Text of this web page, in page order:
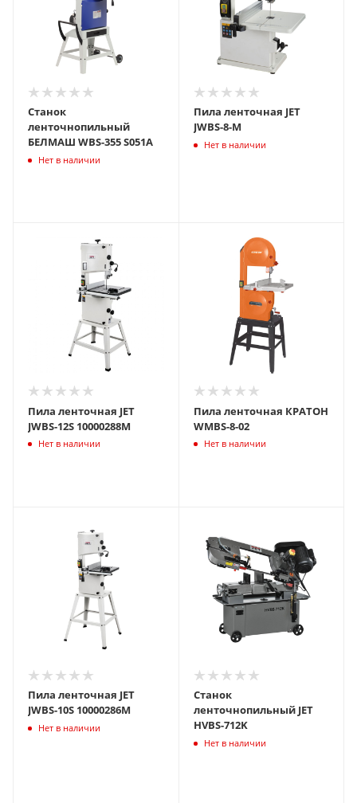
Cтанок
ленточнопильный
БЕЛМАШ WBS-355 S051A
Нет в наличии
Пила ленточная JET
JWBS-8-M
Нет в наличии
Пила ленточная JET
JWBS-12S 10000288M
Нет в наличии
Пила ленточная КРАТОН
WMBS-8-02
Нет в наличии
Пила ленточная JET
JWBS-10S 10000286M
Нет в наличии
Станок
ленточнопильный JET
HVBS-712K
Нет в наличии